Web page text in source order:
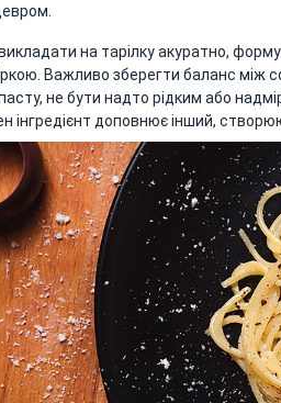
на тарілку акуратно,
Важливо зберегти баланс між
не бути надто рідким або
інгредієнт доповнює інший,